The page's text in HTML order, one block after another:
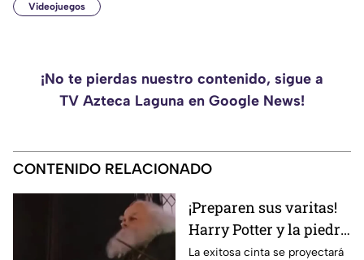
Videojuegos
¡No te pierdas nuestro contenido, sigue a
TV Azteca Laguna en Google News!
CONTENIDO RELACIONADO
¡Preparen sus varitas!
Harry Potter y la piedra
filosofal regresa a los
La exitosa cinta se proyectará